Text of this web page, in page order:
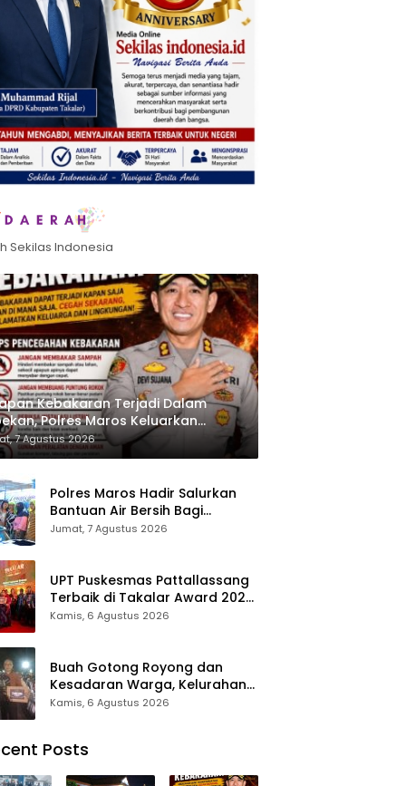
Sekilas Indonesia
Kebakaran Terjadi Dalam
Polres Maros Keluarkan
kepada Masyarakat
7 Agustus 2026
Polres Maros Hadir Salurkan
Bantuan Air Bersih Bagi
Masyarakat Terdampak Krisis
Jumat, 7 Agustus 2026
UPT Puskesmas Pattallassang
Terbaik di Takalar Award 2026,
Bukti Komitmen Hadirkan
Kamis, 6 Agustus 2026
Buah Gotong Royong dan
Kesadaran Warga, Kelurahan
Patte’ne Menjadi Bintang
Kamis, 6 Agustus 2026
Posts